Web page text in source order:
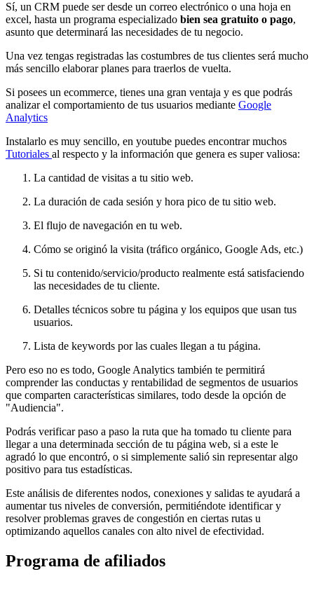
Sí, un CRM puede ser desde un correo electrónico o una hoja en
excel, hasta un programa especializado bien sea gratuito o pago,
asunto que determinará las necesidades de tu negocio.
Una vez tengas registradas las costumbres de tus clientes será mucho
más sencillo elaborar planes para traerlos de vuelta.
Si posees un ecommerce, tienes una gran ventaja y es que podrás
analizar el comportamiento de tus usuarios mediante Google
Analytics
Instalarlo es muy sencillo, en youtube puedes encontrar muchos
Tutoriales al respecto y la información que genera es super valiosa:
La cantidad de visitas a tu sitio web.
La duración de cada sesión y hora pico de tu sitio web.
El flujo de navegación en tu web.
Cómo se originó la visita (tráfico orgánico, Google Ads, etc.)
Si tu contenido/servicio/producto realmente está satisfaciendo
las necesidades de tu cliente.
Detalles técnicos sobre tu página y los equipos que usan tus
usuarios.
Lista de keywords por las cuales llegan a tu página.
Pero eso no es todo, Google Analytics también te permitirá
comprender las conductas y rentabilidad de segmentos de usuarios
que comparten características similares, todo desde la opción de
"Audiencia".
Podrás verificar paso a paso la ruta que ha tomado tu cliente para
llegar a una determinada sección de tu página web, si a este le
agradó lo que encontró, o si simplemente salió sin representar algo
positivo para tus estadísticas.
Este análisis de diferentes nodos, conexiones y salidas te ayudará a
aumentar tus niveles de conversión, permitiéndote identificar y
resolver problemas graves de congestión en ciertas rutas u
optimizando aquellos canales con alto nivel de efectividad.
Programa de afiliados